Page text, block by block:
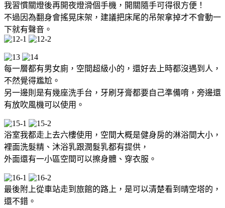
我習慣關燈後再開夜燈滑個手機，開關隨手可得很方便！
不過因為翻身會搖晃床架，建議把床尾的吊架拿掉才不會動一
下就有聲音。
每一層都有男女廁，空間超級小的，還好去上時都沒遇到人，
不然覺得尷尬。
另一邊則是有幾座洗手台，牙刷牙膏都要自己準備唷，旁邊還
有放吹風機可以使用。
浴室我都走上去六樓使用，空間大概是健身房的淋浴間大小，
裡面洗髮精、沐浴乳跟潤髮乳都有提供，
外面還有一小區空間可以擦身體、穿衣服。
最後附上從車站走到旅館的路上，是可以清楚看到晴空塔的，
還不錯。